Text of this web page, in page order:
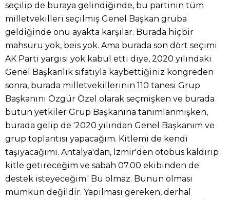
seçilip de buraya gelindiğinde, bu partinin tüm
milletvekilleri seçilmiş Genel Başkan gruba
geldiğinde onu ayakta karşılar. Burada hiçbir
mahsuru yok, beis yok. Ama burada son dört seçimi
AK Parti yargısı yok kabul etti diye, 2020 yılındaki
Genel Başkanlık sıfatıyla kaybettiğiniz kongreden
sonra, burada milletvekillerinin 110 tanesi Grup
Başkanını Özgür Özel olarak seçmişken ve burada
bütün yetkiler Grup Başkanına tanımlanmışken,
burada gelip de '2020 yılından Genel Başkanım ve
grup toplantısı yapacağım. Kitlemi de kendi
taşıyacağımı. Antalya'dan, İzmir'den otobüs kaldırıp
kitle getireceğim ve sabah 07.00 ekibinden de
destek isteyeceğim.' Bu olmaz. Bunun olması
mümkün değildir. Yapılması gereken, derhal